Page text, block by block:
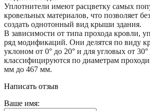
Уплотнители имеют расцветку самых
кровельных материалов, что позволяет
создать однотонный вид крыши здания.
В зависимости от типа прохода кровли,
ряд модификаций. Они делятся по виду
уклоном от 0° до 20° и для угловых от
классифицируются по диаметрам
мм до 467 мм.
Написать отзыв
Ваше имя: